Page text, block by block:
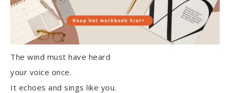
The wind must have heard
your voice once.
It echoes and sings like you.